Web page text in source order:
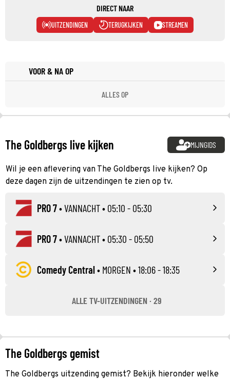
DIRECT NAAR
UITZENDINGEN TERUGKIJKEN STREAMEN
VOOR & NA OP
ALLES OP
The Goldbergs live kijken MIJNGIDS
Wil je een aflevering van The Goldbergs live kijken? Op
deze dagen zijn de uitzendingen te zien op tv.
PRO 7•VANNACHT• 05:10 - 05:30
PRO 7•VANNACHT• 05:30 - 05:50
Comedy Central• MORGEN • 18:06 - 18:35
ALLE TV-UITZENDINGEN · 29
The Goldbergs gemist
The Goldbergs uitzending gemist? Bekijk hieronder welke